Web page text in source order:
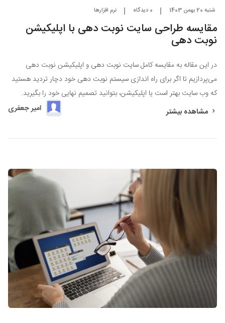
شنبه 20 بهمن 1403 0 دیدگاه نرم افزارها
مقایسه طراحی سایت نوبت‌ دهی با اپلیکیشن
نوبت‌ دهی
در این مقاله به مقایسه کامل سایت نوبت دهی و اپلیکیشن نوبت دهی
می‌پردازیم تا اگر برای راه اندازی سیستم نوبت دهی خود دچار تردید هستید
که وب سایت بهتر است یا اپلیکیشن، بتوانید تصمیم نهایی خود را بگیرید.
مشاهده بیشتر
امیر جعفری